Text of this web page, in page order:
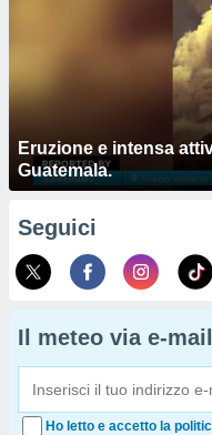
Eruzione e intensa
Guatemala.
Seguici
Il meteo via e-mail
Ho letto e accetto la